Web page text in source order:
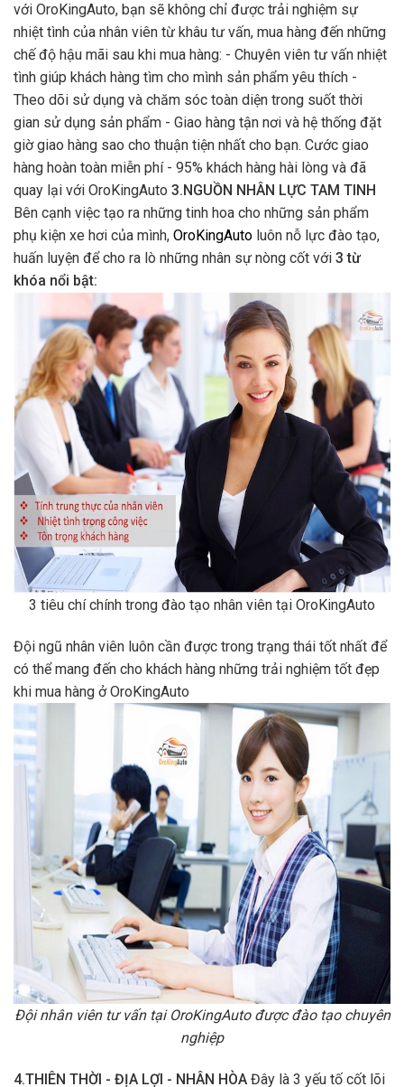
với OroKingAuto, bạn sẽ không chỉ được trải nghiệm sự
nhiệt tình của nhân viên từ khâu tư vấn, mua hàng đến những
chế độ hậu mãi sau khi mua hàng: - Chuyên viên tư vấn nhiệt
tình giúp khách hàng tìm cho mình sản phẩm yêu thích -
Theo dõi sử dụng và chăm sóc toàn diện trong suốt thời
gian sử dụng sản phẩm - Giao hàng tận nơi và hệ thống đặt
giờ giao hàng sao cho thuận tiện nhất cho bạn. Cước giao
hàng hoàn toàn miễn phí - 95% khách hàng hài lòng và đã
quay lại với OroKingAuto 3.NGUỒN NHÂN LỰC TAM TINH
Bên cạnh việc tạo ra những tinh hoa cho những sản phẩm
phụ kiện xe hơi của mình, OroKingAuto luôn nỗ lực đào tạo,
huấn luyện để cho ra lò những nhân sự nòng cốt với 3 từ
khóa nổi bật:
3 tiêu chí chính trong đào tạo nhân viên tại OroKingAuto
Đội ngũ nhân viên luôn cần được trong trạng thái tốt nhất để
có thể mang đến cho khách hàng những trải nghiệm tốt đẹp
khi mua hàng ở OroKingAuto
Đội nhân viên tư vấn tại OroKingAuto được đào tạo chuyên
nghiệp
4.THIÊN THỜI - ĐỊA LỢI - NHÂN HÒA Đây là 3 yếu tố cốt lõi